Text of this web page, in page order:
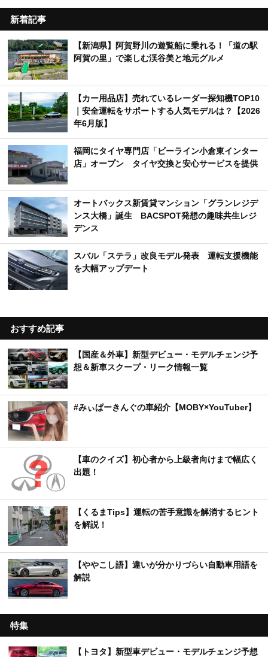
新着記事
【新潟県】阿賀野川の遊覧船に乗れる！「道の駅
阿賀の里」で楽しむ渓谷美と地元グルメ
【カー用品店】売れているレーダー探知機TOP10
｜安全運転をサポートする人気モデルは？【2026
年6月版】
福岡にタイヤ専門店「ビーライン小倉東インター
店」オープン タイヤ交換と安心サービスを提供
オートバックス新賃貸マンション「グランレジデ
ンス大橋」誕生 BACSPOT発想の趣味共生レジ
デンス
スバル「ステラ」改良モデル発表 運転支援機能
を大幅アップデート
おすすめ記事
【国産＆外車】新型デビュー・モデルチェンジ予
想＆新車スクープ・リーク情報一覧
#みぃぱーきんぐの車紹介【MOBY×YouTuber】
【車のクイズ】初心者から上級者向けまで幅広く
出題！
【くるまTips】運転の苦手意識を解消するヒント
を解説！
【ややこし語】違いが分かりづらい自動車用語を
解説
特集
【トヨタ】新型車デビュー・モデルチェンジ予想